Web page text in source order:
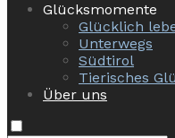
Glücksmomente
Glücklich
Unterwegs
Südtirol
Tierisches
Über uns